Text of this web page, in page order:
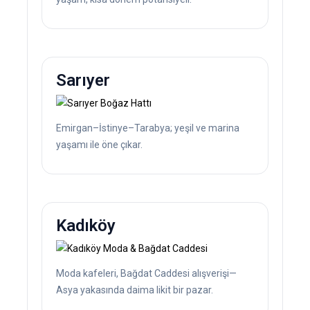
Sarıyer
Emirgan–İstinye–Tarabya; yeşil ve marina
yaşamı ile öne çıkar.
Kadıköy
Moda kafeleri, Bağdat Caddesi alışverişi—
Asya yakasında daima likit bir pazar.